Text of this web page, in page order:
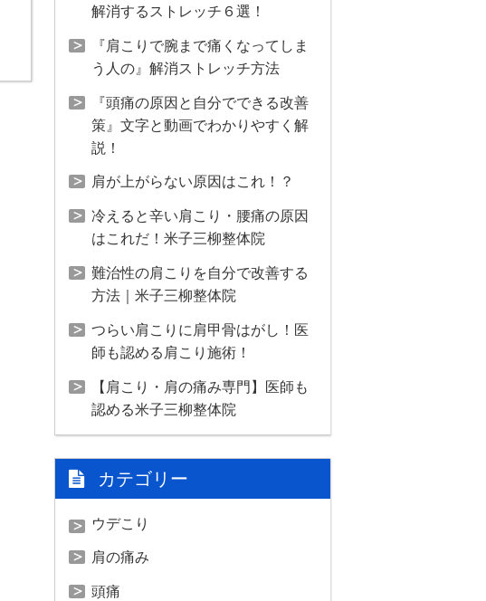
解消するストレッチ６選！
『肩こりで腕まで痛くなってしま
う人の』解消ストレッチ方法
『頭痛の原因と自分でできる改善
策』文字と動画でわかりやすく解
説！
肩が上がらない原因はこれ！？
冷えると辛い肩こり・腰痛の原因
はこれだ！米子三柳整体院
難治性の肩こりを自分で改善する
方法｜米子三柳整体院
つらい肩こりに肩甲骨はがし！医
師も認める肩こり施術！
【肩こり・肩の痛み専門】医師も
認める米子三柳整体院
カテゴリー
ウデこり
肩の痛み
頭痛